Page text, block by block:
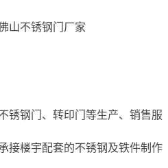
锈钢门、转印门等生产、销售服
接楼宇配套的不锈钢及铁件制作